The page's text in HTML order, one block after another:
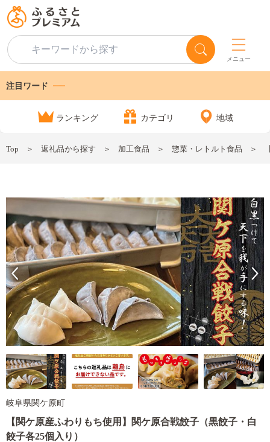
メニュー
注目ワード
ランキング カテゴリ 地域
Top 返礼品から探す 加工食品 惣菜・レトルト食品
岐阜県関ケ原町
【関ケ原産ふわりもち使用】関ケ原合戦餃子（黒餃子・白
餃子各25個入り）